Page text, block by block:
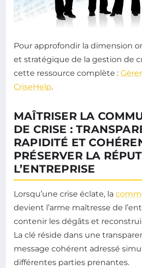
Pour approfondir la dimension
et stratégique de la gestion de
cette ressource complète :
CriseHelp.
MAÎTRISER LA
DE CRISE :
RAPIDITÉ ET
PRÉSERVER LA
L’ENTREPRISE
Lorsqu’une crise éclate, la
devient l’arme maîtresse de
contenir les dégâts et
La clé réside dans une
message cohérent adressé
différentes parties prenantes.